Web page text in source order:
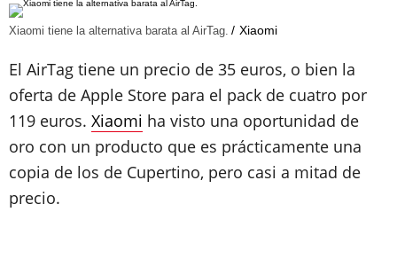
Xiaomi tiene la alternativa barata al AirTag. Xiaomi
El AirTag tiene un precio de 35 euros, o bien la
oferta de Apple Store para el pack de cuatro por
119 euros. Xiaomi ha visto una oportunidad de
oro con un producto que es prácticamente una
copia de los de Cupertino, pero casi a mitad de
precio.